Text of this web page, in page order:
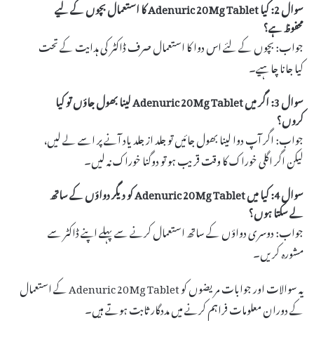
سوال 2: کیا Adenuric 20 Mg Tablet کا استعمال بچوں کے لیے
محفوظ ہے؟
جواب: بچوں کے لئے اس دوا کا استعمال صرف ڈاکٹر کی ہدایت کے تحت
کیا جانا چاہیے۔
سوال 3: اگر میں Adenuric 20 Mg Tablet لینا بھول جاؤں تو کیا
کروں؟
جواب: اگر آپ دوا لینا بھول جائیں تو جلد از جلد یاد آنے پر اسے لے لیں،
لیکن اگر اگلی خوراک کا وقت قریب ہو تو دوگنا خوراک نہ لیں۔
سوال 4: کیا میں Adenuric 20 Mg Tablet کو دیگر دواؤں کے ساتھ
لے سکتا ہوں؟
جواب: دوسری دواؤں کے ساتھ استعمال کرنے سے پہلے اپنے ڈاکٹر سے
مشورہ کریں۔
یہ سوالات اور جوابات مریضوں کو Adenuric 20 Mg Tablet کے استعمال
کے دوران معلومات فراہم کرنے میں مددگار ثابت ہوتے ہیں۔